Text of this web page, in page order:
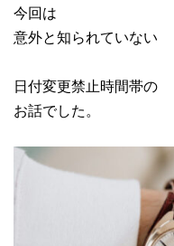
今回は
意外と知られていない
日付変更禁止時間帯の
お話でした。